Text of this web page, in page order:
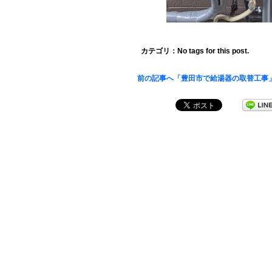
カテゴリ：No tags for this post.
前の記事へ「豊田市で給湯器の取替工事